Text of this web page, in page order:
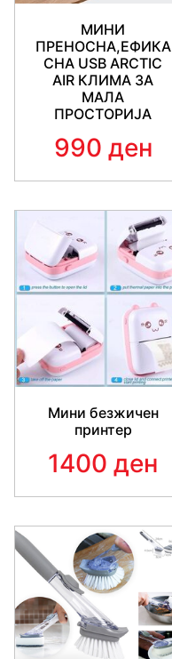
МИНИ
ПРЕНОСНА,ЕФИКА
СНА USB ARCTIC
AIR КЛИМА ЗА
МАЛА
ПРОСТОРИЈА
990 ден
Мини безжичен
принтер
1400 ден